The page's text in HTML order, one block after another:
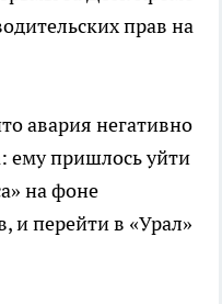
прав на
авария негативно
ему пришлось уйти
на фоне
и перейти в «Урал»